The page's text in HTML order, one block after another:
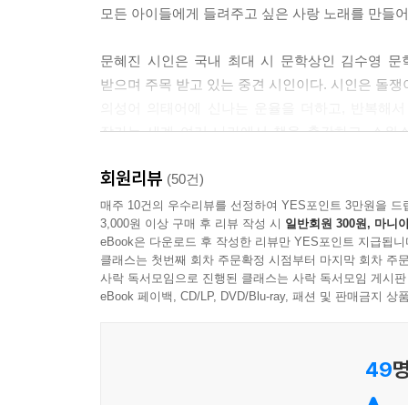
모든 아이들에게 들려주고 싶은 사랑 노래를 만들
문혜진 시인은 국내 최대 시 문학상인 김수영
받으며 주목 받고 있는 중견 시인이다. 시인은 돌
작가는 세계 여러 나라에서 책을 출간하고, 스
아이와 엄마의 일상을 따듯하고 생동감 있게 담
위한 견본이 될 수 있고, 아이들에게 직접 들려주
■ 두 엄마 작가의 육아 경험을 바탕으로 만들어낸
문혜진 시인은 두 아들의 엄마, 이수지 작가는 아
서툴지만 뭐든지 열심히 하려는 아이를 응원하
회원리뷰 (50건)
매주 10건의 우수리뷰를 선정하여 YES포인트 3만원을 드
3,000원 이상 구매 후 리뷰 작성 시 일반회원 300원, 마니
eBook은 다운로드 후 작성한 리뷰만 YES포인트 지급됩니
클래스는 첫번째 회차 주문확정 시점부터 마지막 회차 주
사락 독서모임으로 진행된 클래스는 사락 독서모임 게시
eBook 페이백, CD/LP, DVD/Blu-ray, 패션 및 판매금지 상
49